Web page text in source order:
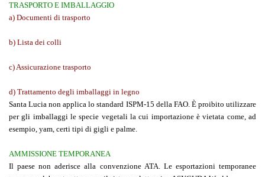
TRASPORTO E IMBALLAGGIO
a) Documenti di trasporto
b) Lista dei colli
c) Assicurazione trasporto
d) Trattamento degli imballaggi in legno
Santa Lucia non applica lo standard ISPM-15 della FAO. È proibito utilizzare
per gli imballaggi le specie vegetali la cui importazione è vietata come, ad
esempio, yam, certi tipi di gigli e palme.
AMMISSIONE TEMPORANEA
Il paese non aderisce alla convenzione ATA. Le esportazioni temporanee